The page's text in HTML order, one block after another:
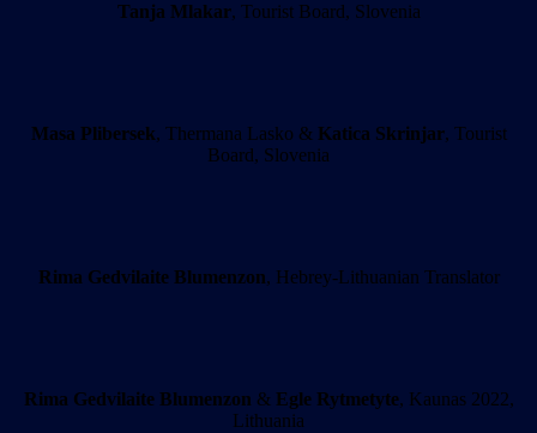
Tanja Mlakar, Tourist Board, Slovenia
Masa Plibersek, Thermana Lasko & Katica Skrinjar, Tourist
Board, Slovenia
Rima Gedvilaite Blumenzon, Hebrey-Lithuanian Translator
Rima Gedvilaite Blumenzon & Egle Rytmetyte, Kaunas 2022,
Lithuania